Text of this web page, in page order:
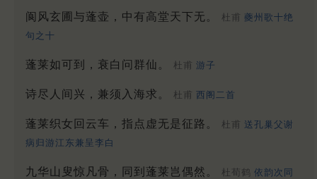
阆风玄圃与蓬壶，中有高堂天下无。 杜甫 夔州歌十绝
句之十
蓬莱如可到，衰白问群仙。 杜甫 游子
诗尽人间兴，兼须入海求。 杜甫 西阁二首
蓬莱织女回云车，指点虚无是征路。 杜甫 送孔巢父谢
病归游江东兼呈李白
九华山叟惊凡骨，同到蓬莱岂偶然。 杜荀鹤 依韵次同